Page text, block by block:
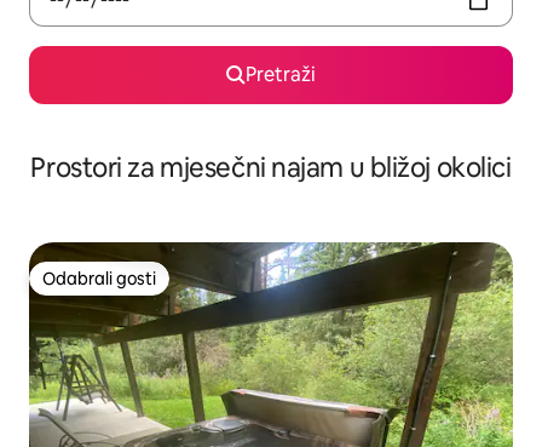
Pretraži
Prostori za mjesečni najam u bližoj okolici
Odabrali gosti
Odabrali gosti